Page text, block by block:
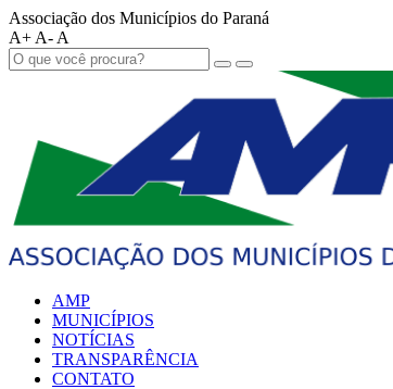
Associação dos Municípios do Paraná
A+ A- A
AMP
MUNICÍPIOS
NOTÍCIAS
TRANSPARÊNCIA
CONTATO